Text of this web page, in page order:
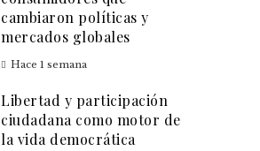
cambiaron políticas y
mercados globales
Hace 1 semana
Libertad y participación
ciudadana como motor de
la vida democrática